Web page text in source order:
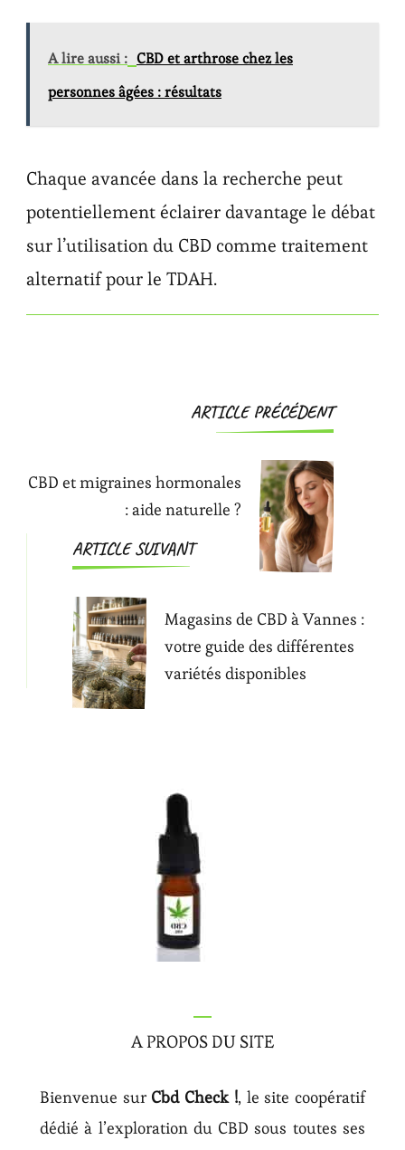
A lire aussi : CBD et arthrose chez les
personnes âgées : résultats
Chaque avancée dans la recherche peut
potentiellement éclairer davantage le débat
sur l’utilisation du CBD comme traitement
alternatif pour le TDAH.
Navigation
ARTICLE PRÉCÉDENT
CBD et migraines hormonales
: aide naturelle ?
ARTICLE SUIVANT
Magasins de CBD à Vannes :
votre guide des différentes
variétés disponibles
A PROPOS DU SITE
Bienvenue sur Cbd Check !, le site coopératif
dédié à l’exploration du CBD sous toutes ses